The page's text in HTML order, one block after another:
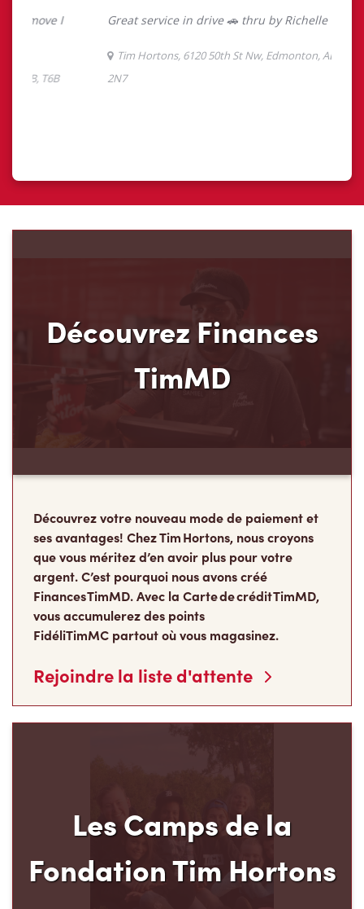
TimMD
ses avantages! Chez Tim Hortons, nous croyons
que vous méritez d’en avoir plus pour votre
argent. C’est pourquoi nous avons créé
Finances TimMD. Avec la Carte de crédit TimMD,
vous accumulerez des points
FidéliTimMC partout où vous magasinez.
Rejoindre la liste d'attente
Fondation Tim Hortons